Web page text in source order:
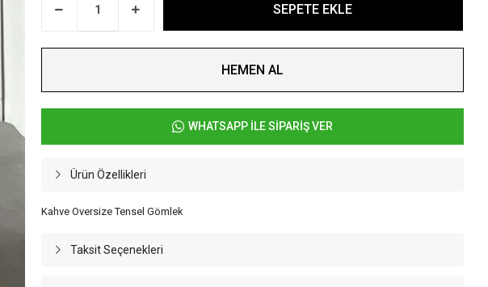
SEPETE EKLE
HEMEN AL
WHATSAPP İLE SİPARİŞ VER
Ürün Özellikleri
Kahve Oversize Tensel Gömlek
Taksit Seçenekleri